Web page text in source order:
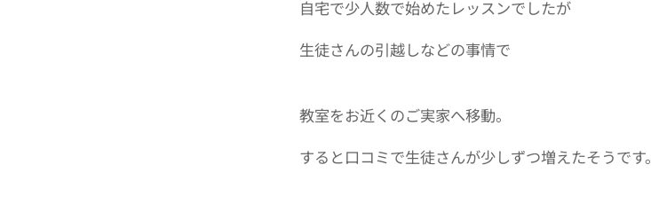
自宅で少人数で始めたレッスンでしたが
生徒さんの引越しなどの事情で
教室をお近くのご実家へ移動。
すると口コミで生徒さんが少しずつ増えたそうです。